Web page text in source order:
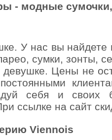
- модные
У нас вы
сумки, зонты,
девушке. Цены не
себя и своих
ссылке на сайт
Viennois